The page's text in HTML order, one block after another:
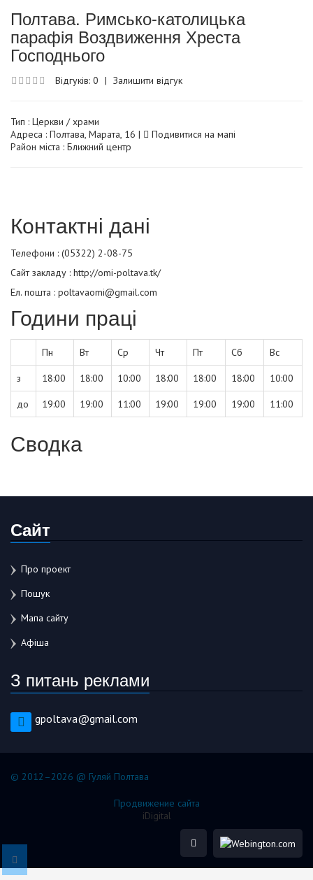
Полтава. Римсько-католицька
парафія Воздвиження Хреста
Господнього
Відгуків: 0 | Залишити відгук
Тип : Церкви / храми
Адреса : Полтава, Марата, 16 |
Подивитися на мапі
Район міста : Ближний центр
Контактні дані
Телефони : (05322) 2-08-75
Сайт закладу : http://omi-poltava.tk/
Ел. пошта : poltavaomi@gmail.com
Години праці
Пн Вт Ср Чт Пт Сб Вс
з 18:00 18:00 10:00 18:00 18:00 18:00 10:00
до 19:00 19:00 11:00 19:00 19:00 19:00 11:00
Сводка
Сайт
Про проект
Пошук
Мапа сайту
Афіша
З питань реклами
gpoltava@gmail.com
© 2012–2026 @ Гуляй Полтава
Продвижение сайта
iDigital